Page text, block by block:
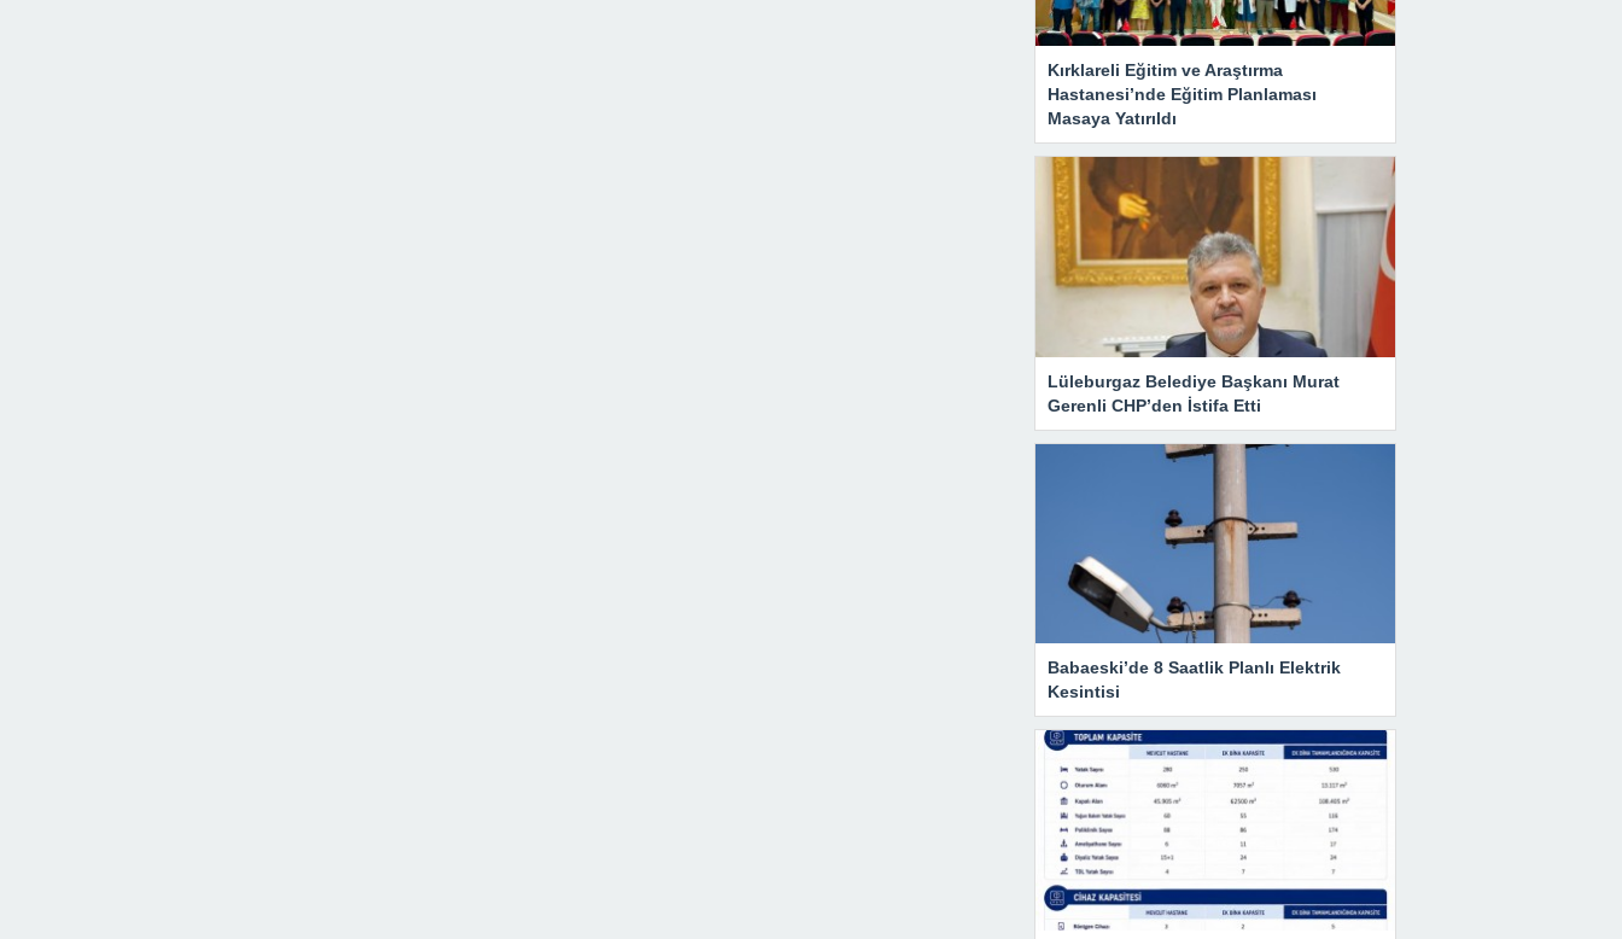
Kırklareli Eğitim ve Araştırma
Hastanesi’nde Eğitim Planlaması
Masaya Yatırıldı
Lüleburgaz Belediye Başkanı Murat
Gerenli CHP’den İstifa Etti
Babaeski’de 8 Saatlik Planlı Elektrik
Kesintisi